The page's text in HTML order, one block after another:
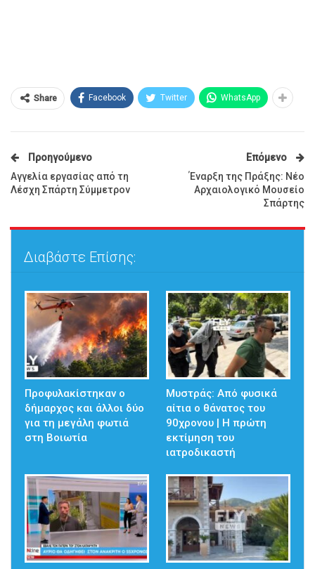
Share Facebook Twitter WhatsApp
Προηγούμενο
Αγγελία εργασίας από τη
Λέσχη Σπάρτη Σύμμετρον
Επόμενο
Έναρξη της Πράξης: Νέο
Αρχαιολογικό Μουσείο
Σπάρτης
Διαβάστε Επίσης:
Προφυλακίστηκαν ο
δήμαρχος και άλλοι δύο
για τη μεγάλη φωτιά
στη Βοιωτία
Μυστράς: Από φυσικά
αίτια ο θάνατος του
90χρονου | Η πρώτη
εκτίμηση του
ιατροδικαστή